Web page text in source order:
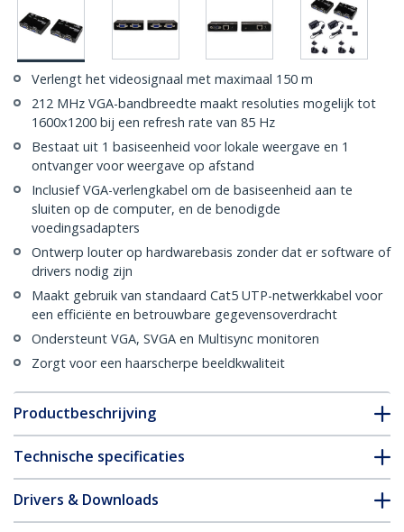
Verlengt het videosignaal met maximaal 150 m
212 MHz VGA-bandbreedte maakt resoluties mogelijk tot
1600x1200 bij een refresh rate van 85 Hz
Bestaat uit 1 basiseenheid voor lokale weergave en 1
ontvanger voor weergave op afstand
Inclusief VGA-verlengkabel om de basiseenheid aan te
sluiten op de computer, en de benodigde
voedingsadapters
Ontwerp louter op hardwarebasis zonder dat er software of
drivers nodig zijn
Maakt gebruik van standaard Cat5 UTP-netwerkkabel voor
een efficiënte en betrouwbare gegevensoverdracht
Ondersteunt VGA, SVGA en Multisync monitoren
Zorgt voor een haarscherpe beeldkwaliteit
Productbeschrijving
Technische specificaties
Drivers & Downloads